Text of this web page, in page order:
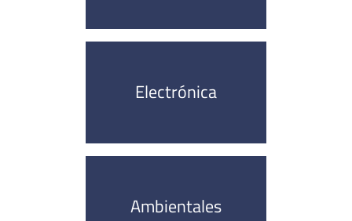
Electrónica
Ambientales